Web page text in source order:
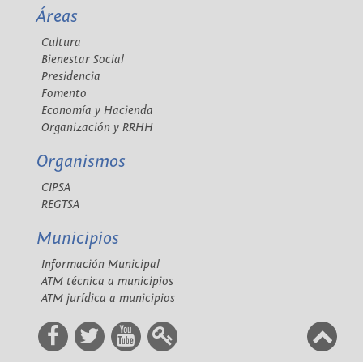
Áreas
Cultura
Bienestar Social
Presidencia
Fomento
Economía y Hacienda
Organización y RRHH
Organismos
CIPSA
REGTSA
Municipios
Información Municipal
ATM técnica a municipios
ATM jurídica a municipios